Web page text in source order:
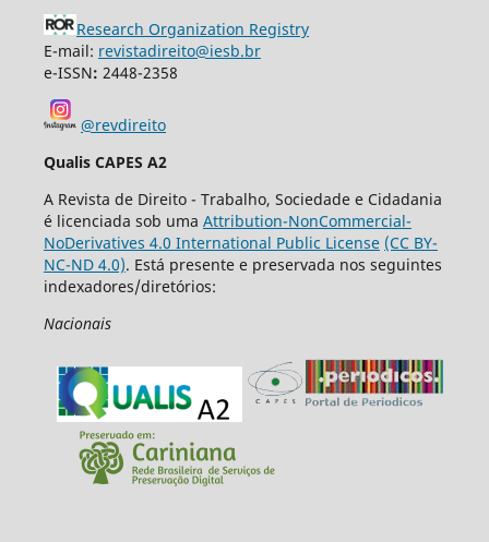
Research Organization Registry
E-mail: revistadireito@iesb.br
e-ISSN: 2448-2358
@revdireito
Qualis CAPES A2
A Revista de Direito - Trabalho, Sociedade e Cidadania
é licenciada sob uma Attribution-NonCommercial-
NoDerivatives 4.0 International Public License (CC BY-
NC-ND 4.0). Está presente e preservada nos seguintes
indexadores/diretórios:
Nacionais